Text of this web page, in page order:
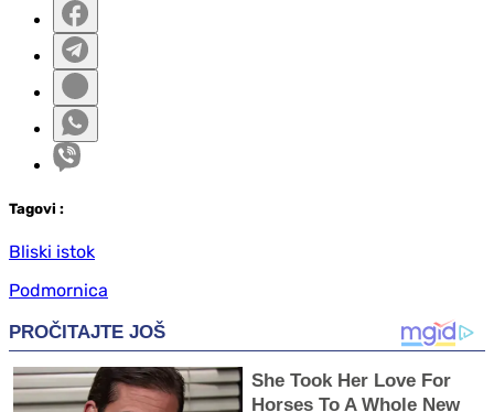
Tagovi :
Bliski istok
Podmornica